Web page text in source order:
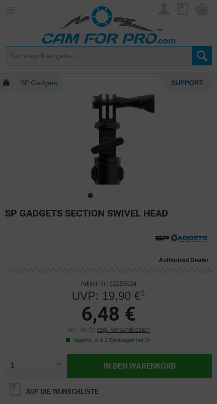
SP Gadgets SUPPORT
SP GADGETS SECTION SWIVEL HEAD
Authorized Dealer
Artikel-Nr.: 52253624
UVP: 19,90 €1
6,48 €
inkl. MwSt. zzgl. Versandkosten
lagernd, in 1-2 Werktagen bei Dir
IN DEN WARENKORB
AUF DIE WUNSCHLISTE